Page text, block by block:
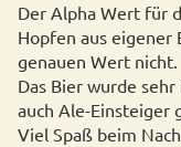
Der Alpha Wert für
Hopfen aus eigener
genauen Wert nicht.
Das Bier wurde
auch Ale-Einsteiger
Viel Spaß beim